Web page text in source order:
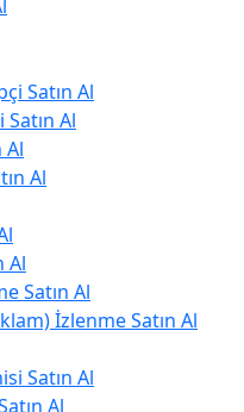
Satın Al
Al
Al
Al
Al
Satın Al
İzlenme Satın Al
Satın Al
Al